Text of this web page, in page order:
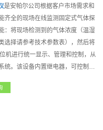
是安帕尔公司根据客户市场需求和
齐全的现场在线监测固定式气体探
：将现场检测到的气体浓度（温湿
选择请参考技术参数表），然后将
机进行统一显示、管理和控制，从
。该设备内置继电器，可控制外
众系列